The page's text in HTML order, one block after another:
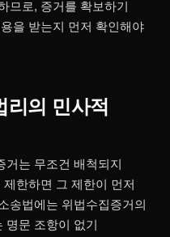
므로, 증거를 확보하기
을 받는지 먼저 확인해야
리의 민사적
거는 무조건 배척되지
한하면 그 제한이 먼저
송법에는 위법수집증거의
명문 조항이 없기